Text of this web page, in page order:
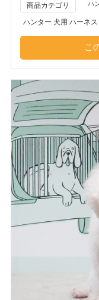
商品カテゴリ ハ
ハンター 犬用 ハーネ